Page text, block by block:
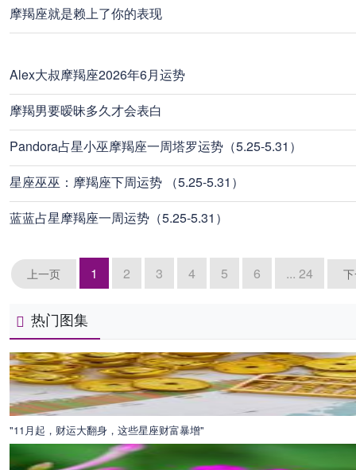
摩羯座就是赖上了你的表现
Alex大叔摩羯座2026年6月运势
摩羯男要暧昧多久才会表白
Pandora占星小巫摩羯座一周塔罗运势（5.25-5.31）
星座巫巫：摩羯座下周运势 （5.25-5.31）
蓝蓝占星摩羯座一周运势（5.25-5.31）
上一页 1 2 3 4 5 6 ... 24
热门图集
"11月起，财运大翻身，这些星座财富暴增"